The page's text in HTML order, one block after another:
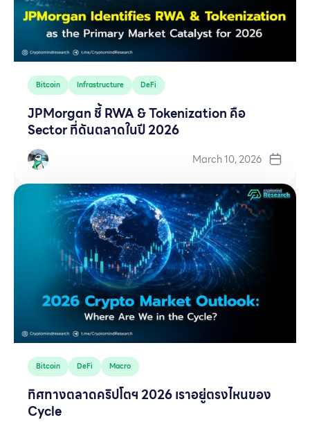
Bitcoin Infrastructure DeFi
JPMorgan ชี้ RWA & Tokenization คือ
Sector ที่ดันตลาดในปี 2026
March 10, 2026
Bitcoin DeFi Macro
ทิศทางตลาดคริปโตฯ 2026 เราอยู่ตรงไหนของ
Cycle